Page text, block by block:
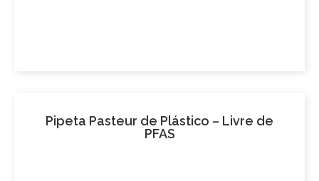
Pipeta Pasteur de Plástico – Livre de
PFAS